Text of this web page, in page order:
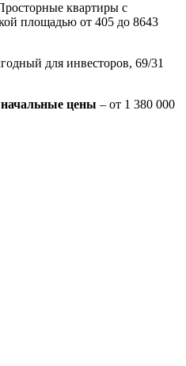
квартиры с
площадью от 405 до 8643
для инвесторов, 69/31
цены – от 1 380 000